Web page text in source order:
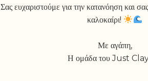
RETURN TO
Σας ευχαριστούμε για την κατανόηση και
καλοκαίρι!
Με αγάπη,
Η ομάδα του Just